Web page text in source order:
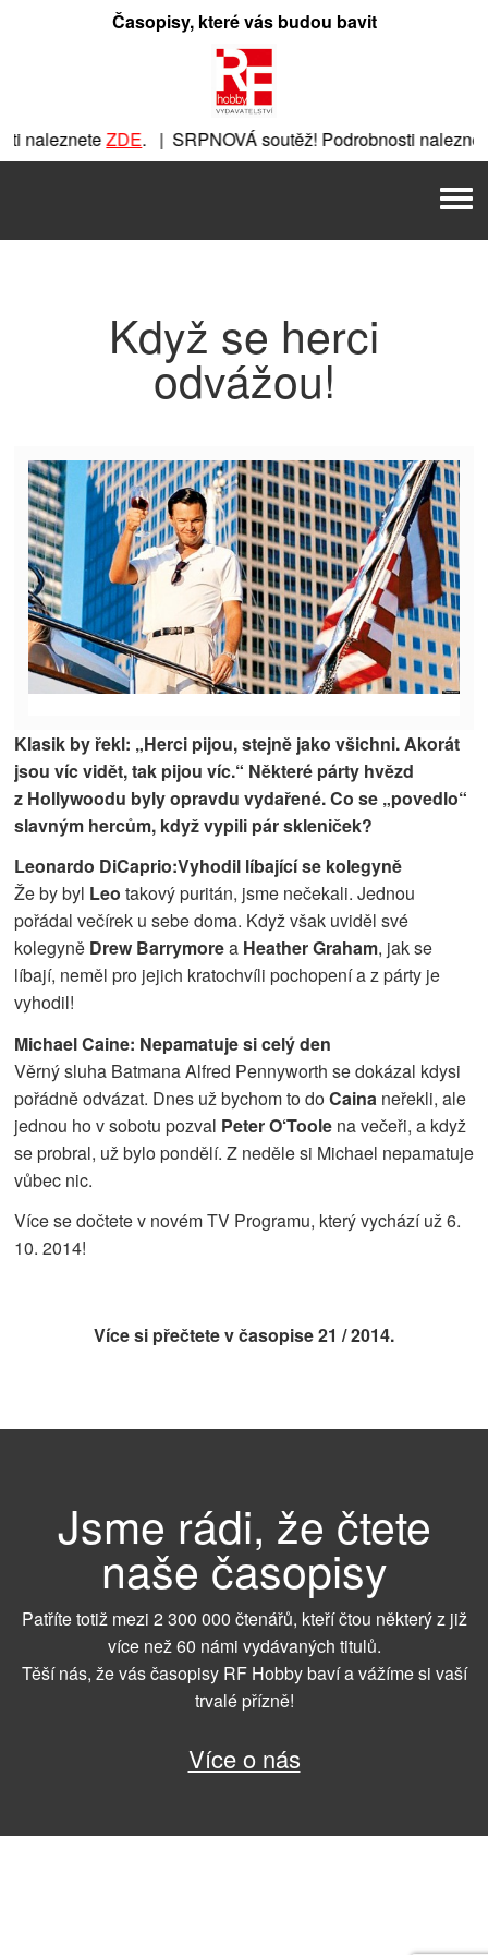
Časopisy, které vás budou bavit
nalezneteZDE. | SRPNOVÁ soutěž! Podrobnosti
. |
Když se herci
odvážou!
Klasik by řekl: „Herci pijou, stejně jako všichni. Akorát
jsou víc vidět, tak pijou víc.“ Některé párty hvězd
z Hollywoodu byly opravdu vydařené. Co se „povedlo“
slavným hercům, když vypili pár skleniček?
Leonardo DiCaprio:Vyhodil líbající se kolegyně
Že by byl Leo takový puritán, jsme nečekali. Jednou
pořádal večírek u sebe doma. Když však uviděl své
kolegyně Drew Barrymorea Heather Graham, jak se
líbají, neměl pro jejich kratochvíli pochopení a z párty je
vyhodil!
Michael Caine: Nepamatuje si celý den
Věrný sluha Batmana Alfred Pennyworth se dokázal kdysi
pořádně odvázat. Dnes už bychom to doCaina neřekli, ale
jednou ho v sobotu pozval Peter O‘Toole na večeři, a když
se probral, už bylo pondělí. Z neděle si Michael nepamatuje
vůbec nic.
Více se dočtete v novém TV Programu, který vychází už 6.
10. 2014!
Více si přečtete v časopise21 / 2014.
Jsme rádi, že čtete
naše časopisy
Patříte totiž mezi 2 300 000 čtenářů, kteří čtou některý z již
více než 60 námi vydávaných titulů.
Těší nás, že vás časopisy RF Hobby baví a vážíme si vaší
trvalé přízně!
Více o nás